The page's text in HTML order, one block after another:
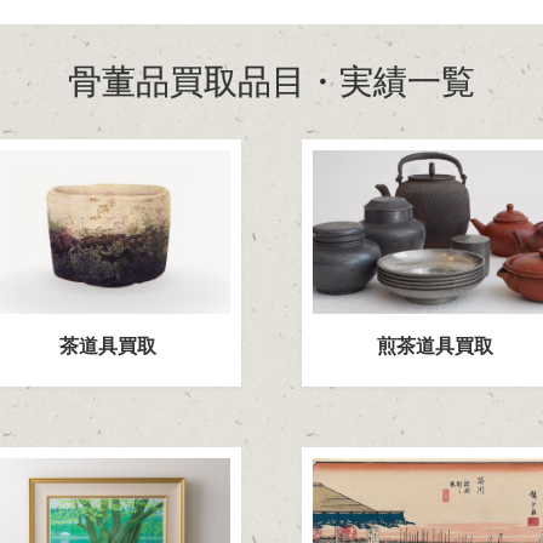
骨董品買取品目・実績一覧
茶道具買取 煎茶道具買取